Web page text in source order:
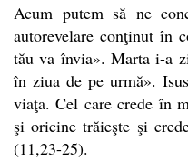
Acum putem să ne
autorevelare conţinut în
tău va învia». Marta i-a
în ziua de pe urmă».
viaţa. Cel care crede în
şi oricine trăieşte şi
(11,23-25).